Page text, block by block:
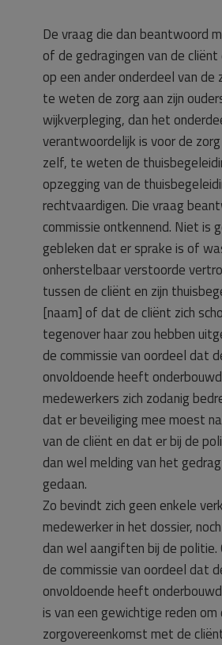
De vraag die dan beantwoord
of de gedragingen van de cliënt
op een ander onderdeel van de
te weten de zorg aan zijn
wijkverpleging, dan het
verantwoordelijk is voor de
zelf, te weten de
opzegging van de
rechtvaardigen. Die vraag
commissie ontkennend. Niet is
gebleken dat er sprake is of
onherstelbaar verstoorde
tussen de cliënt en zijn
[naam] of dat de cliënt zich
tegenover haar zou hebben
de commissie van oordeel dat
onvoldoende heeft
medewerkers zich zodanig
dat er beveiliging mee moest
van de cliënt en dat er bij de
dan wel melding van het
gedaan.
Zo bevindt zich geen enkele
medewerker in het dossier,
dan wel aangiften bij de politie.
de commissie van oordeel dat
onvoldoende heeft
is van een gewichtige reden om
zorgovereenkomst met de